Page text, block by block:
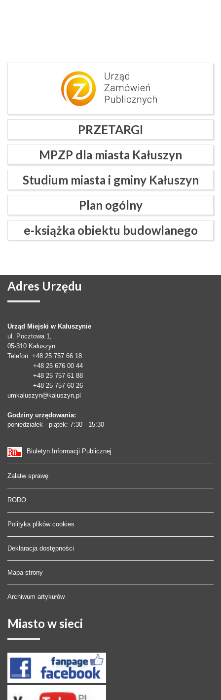
PRZETARGI
MPZP dla miasta Kałuszyn
Studium miasta i gminy Kałuszyn
Plan ogólny
e-książka obiektu budowlanego
Adres Urzędu
Urząd Miejski w Kałuszynie
ul. Pocztowa 1,
05-310 Kałuszyn
Telefon: +48 25 757 66 18
+48 25 676 00 44
+48 25 757 61 88
+48 25 757 60 26
umkaluszyn@kaluszyn.pl
Godziny urzędowania:
poniedziałek - piątek: 7:30 - 15:30
Biuletyn Informacji Publicznej
Załatw sprawę
RODO
Polityka plików cookies
Deklaracja dostępności
Mapa strony
Archiwum artykułów
Miasto w sieci